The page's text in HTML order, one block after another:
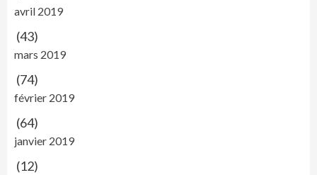
avril 2019
(43)
mars 2019
(74)
février 2019
(64)
janvier 2019
(12)